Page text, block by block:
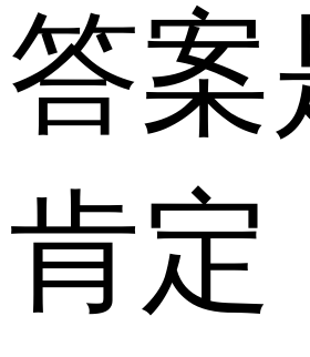
答案
肯定